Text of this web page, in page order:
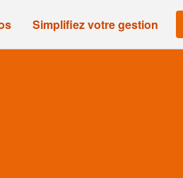
Simplifiez votre gestion